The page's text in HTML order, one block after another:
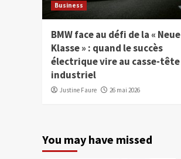
Business
BMW face au défi de la « Neue
Klasse » : quand le succès
électrique vire au casse-tête
industriel
Justine Faure 26 mai 2026
You may have missed